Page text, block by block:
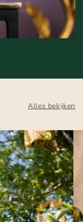
Alles bekijken